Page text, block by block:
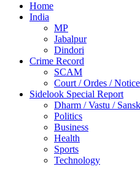
Home
India
MP
Jabalpur
Dindori
Crime Record
SCAM
Court / Ordes / Notice
Sidelook Special Report
Dharm / Vastu /
Politics
Business
Health
Sports
Technology